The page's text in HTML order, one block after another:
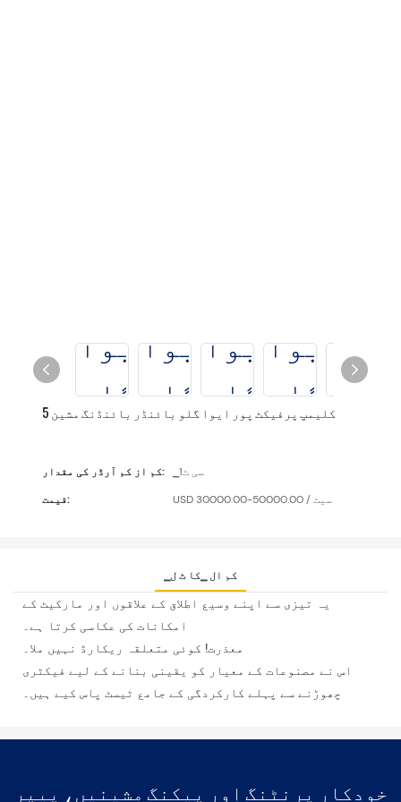
5 کلیمپ پرفیکٹ پور ایوا گلو بائنڈر بائنڈنگ مشین
کم از کم آرڈر کی مقدار:
▁سی ٹ1
قیمت:
USD 30000.00-50000.00 / سیٹ
▁کم ال ▁کا ٹ ل
یہ تیزی سے اپنے وسیع اطلاق کے علاقوں اور مارکیٹ کے
امکانات کی عکاسی کرتا ہے۔
معذرت! کوئی متعلقہ ریکارڈ نہیں ملا۔
اس نے مصنوعات کے معیار کو یقینی بنانے کے لیے فیکٹری
چھوڑنے سے پہلے کارکردگی کے جامع ٹیسٹ پاس کیے ہیں۔
خودکار پرنٹنگ اور پیکنگ مشینیں، پیپر